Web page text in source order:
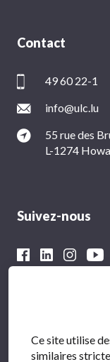
Contact
49 60 22-1
info@ulc.lu
55 rue des
L-1274
Suivez-nous
Avec le soutien
Ce site utilise
similaires